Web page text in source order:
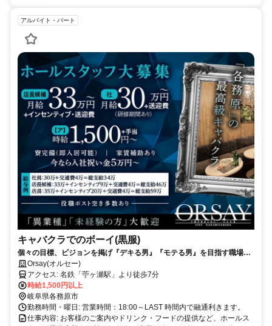
アルバイト・パート
キャバクラでのボーイ(黒服)
個々の目標、ビジョンを掲げ『デキる男』『モテる男』を目指す職場で
す。Orsay(オルセー)
アクセス: 名鉄「苧ヶ瀬駅」より徒歩7分
時給1,500円以上
岐阜県各務原市
勤務時間・曜日: 営業時間：18:00～LAST 時間内で融通利きます。
仕事内容: お客様のご案内やドリンク・フードの提供など、ホールス